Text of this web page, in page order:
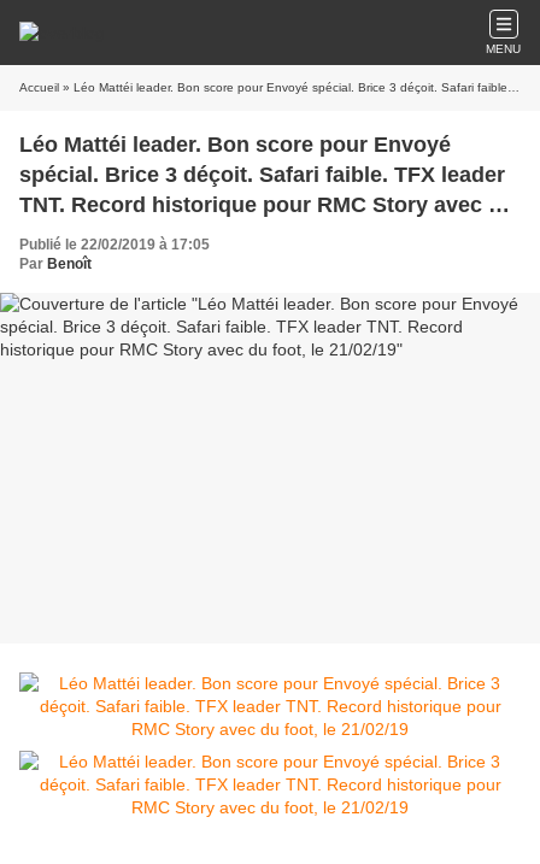
MENU
Accueil » Léo Mattéi leader. Bon score pour Envoyé spécial. Brice 3 déçoit. Safari faible. TFX leader TNT. Record historique pour RMC Story avec du foot, le 21/02/19
Léo Mattéi leader. Bon score pour Envoyé
spécial. Brice 3 déçoit. Safari faible. TFX leader
TNT. Record historique pour RMC Story avec du
foot, le 21/02/19
Publié le 22/02/2019 à 17:05
Par Benoît